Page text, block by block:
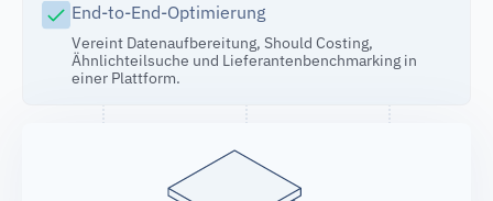
End-to-End-Optimierung
Vereint Datenaufbereitung, Should Costing,
Ähnlichteilsuche und Lieferantenbenchmarking in
einer Plattform.